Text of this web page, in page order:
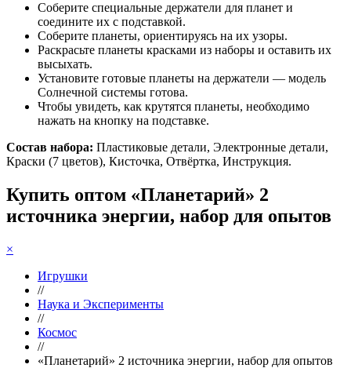
Соберите специальные держатели для планет и
соедините их с подставкой.
Соберите планеты, ориентируясь на их узоры.
Раскрасьте планеты красками из наборы и оставить их
высыхать.
Установите готовые планеты на держатели — модель
Солнечной системы готова.
Чтобы увидеть, как крутятся планеты, необходимо
нажать на кнопку на подставке.
Состав набора: Пластиковые детали, Электронные детали,
Краски (7 цветов), Кисточка, Отвёртка, Инструкция.
Купить оптом «Планетарий» 2
источника энергии, набор для опытов
×
Игрушки
//
Наука и Эксперименты
//
Космос
//
«Планетарий» 2 источника энергии, набор для опытов